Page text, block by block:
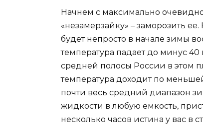
Начнем с максимально
«незамерзайку» – заморозить
будет непросто в начале зимы
температура падает до минус
средней полосы России в этом
температура доходит по
почти весь средний диапазон
жидкости в любую емкость,
несколько часов истина у вас в